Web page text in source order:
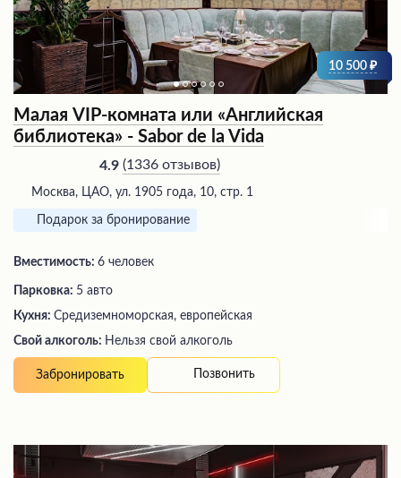
10 500
Малая VIP-комната или «Английская
библиотека» - Sabor de la Vida
4.9 (1336 отзывов)
Москва, ЦАО, ул. 1905 года, 10, стр. 1
Подарок за бронирование
Вместимость: 6 человек
Парковка: 5 авто
Кухня: Средиземноморская, европейская
Свой алкоголь: Нельзя свой алкоголь
Забронировать Позвонить